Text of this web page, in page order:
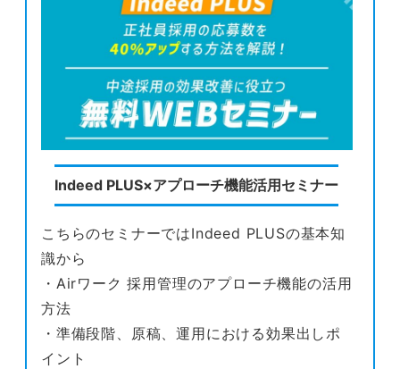
Indeed PLUS×アプローチ機能活用セミナー
こちらのセミナーではIndeed PLUSの基本知
識から
・Airワーク 採用管理のアプローチ機能の活用
方法
・準備段階、原稿、運用における効果出しポ
イント